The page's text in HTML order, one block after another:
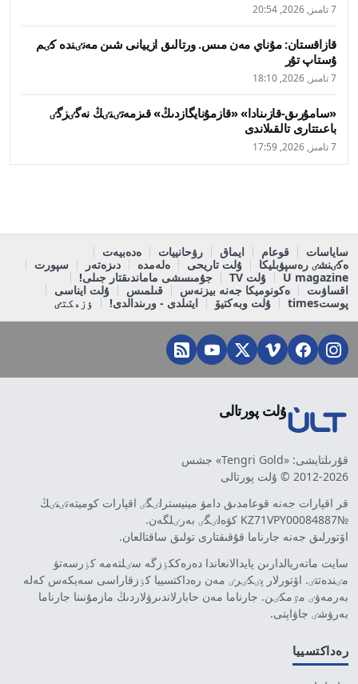
7 تامىز, 2026, 20:54
قازاقستان: مۇناي مەن مىس. ورتالىق ازييانى شىن مەنٸندە كٸم
ۇستاپ تۇر
7 تامىز, 2026, 18:10
«سامۇرىق-قازىنادا» «قازمۇنايگازدىڭ» قىزمەتٸنٸڭ نەگٸزگٸ
باعىتتارى تالقىلاندى
7 تامىز, 2026, 17:59
ساياسات قوعام ايماق رۋحانييات
ەدەبيەت
ەكٸنشٸ رەسپۋبليكا
ۇلت تاريحى ەلەمدە دىزەتەر
سپورت
U magazine
ۇلت TV
جۇمىسشى ماماندىقتار جىلى!
اقساۋىت
ەكونوميكا جەنە بيزنەس قىلمىس
ۇلت ايناسى
پوستtimes
ۇلت وبەكتيۆ ايتىلدى - ورىندالدى! ٶزەكتٸ
ۇلت پورتالى
قۇرىلتايشى: «Tengri Gold» جشس
2012-2026 © ۇلت پورتالى
قر اقپارات جەنە قوعامدىق دامۋ مينيسترلٸگٸ اقپارات كوميتەتٸنٸڭ
№KZ71VPY00084887 كۋەلٸگٸ بەرٸلگەن.
اۆتورلىق جەنە جارناما قۇقىقتارى تولىق ساقتالعان.
سايت ماتەريالدارىن پايدالانعاندا دەرەككٶزگە سٸلتەمە كٶرسەتۋ
مٸندەتتٸ. اۆتورلار پٸكٸرٸ مەن رەداكتسييا كٶزقاراسى سەيكەس كەلە
بەرمەۋٸ مٷمكٸن. جارناما مەن حابارلاندىرۋلاردىڭ مازمۇنىنا جارناما
بەرۋشٸ جاۋاپتى.
رەداكتسييا